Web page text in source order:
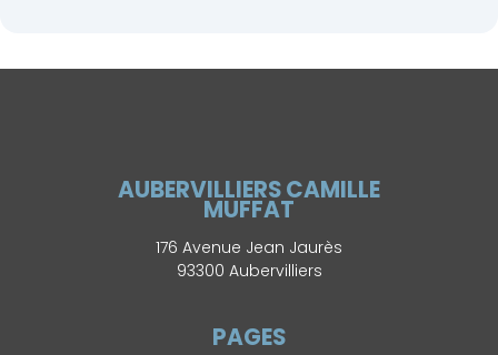
AUBERVILLIERS CAMILLE
MUFFAT
176 Avenue Jean Jaurès
93300 Aubervilliers
PAGES